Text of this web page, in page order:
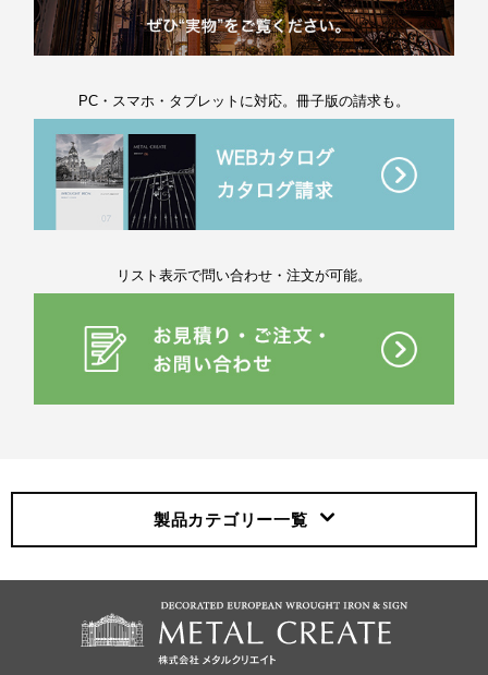
PC・スマホ・タブレットに対応。冊子版の請求も。
リスト表示で問い合わせ・注文が可能。
製品カテゴリー一覧